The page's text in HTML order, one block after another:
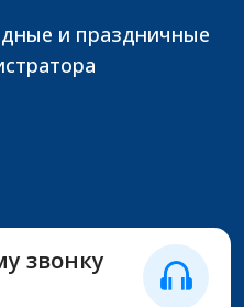
и праздничные
звонку